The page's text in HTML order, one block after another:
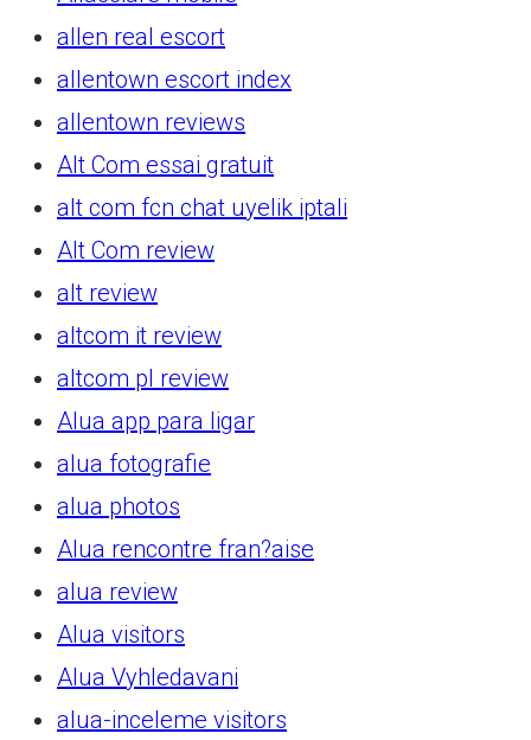
allen real escort
allentown escort index
allentown reviews
Alt Com essai gratuit
alt com fcn chat uyelik iptali
Alt Com review
alt review
altcom it review
altcom pl review
Alua app para ligar
alua fotografie
alua photos
Alua rencontre fran?aise
alua review
Alua visitors
Alua Vyhledavani
alua-inceleme visitors